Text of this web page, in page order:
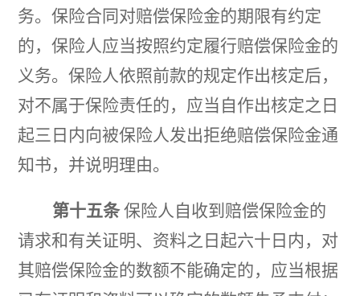
务。保险合同对赔偿保险金的期限有约定
的，保险人应当按照约定履行赔偿保险金的
义务。保险人依照前款的规定作出核定后，
对不属于保险责任的，应当自作出核定之日
起三日内向被保险人发出拒绝赔偿保险金通
知书，并说明理由。
第十五条 保险人自收到赔偿保险金的
请求和有关证明、资料之日起六十日内，对
其赔偿保险金的数额不能确定的，应当根据